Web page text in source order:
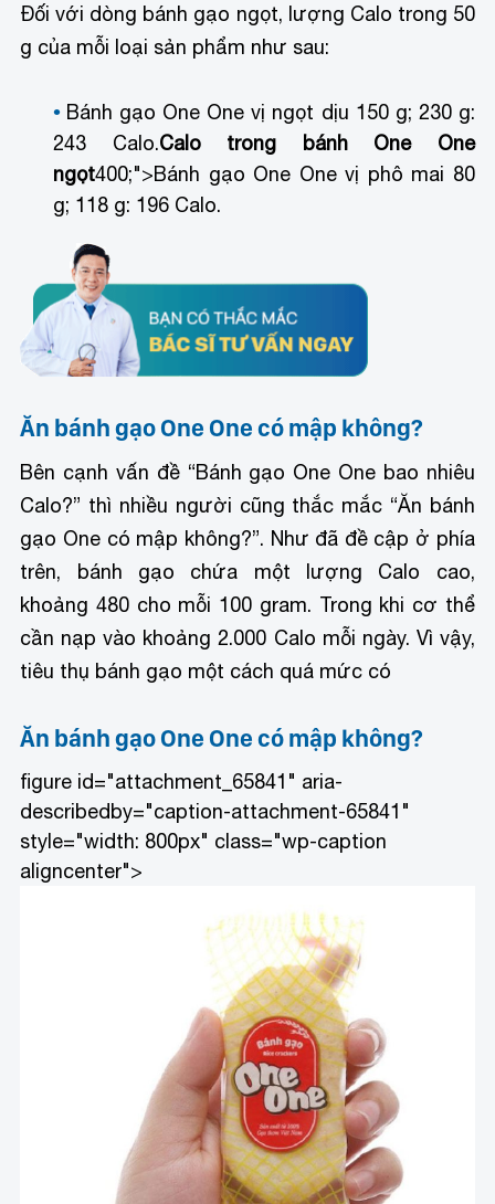
Đối với dòng bánh gạo ngọt, lượng Calo trong 50
g của mỗi loại sản phẩm như sau:
Bánh gạo One One vị ngọt dịu 150 g; 230 g:
243 Calo.Calo trong bánh One One
ngọt400;">Bánh gạo One One vị phô mai 80
g; 118 g: 196 Calo.
Ăn bánh gạo One One có mập không?
Bên cạnh vấn đề “Bánh gạo One One bao nhiêu
Calo?” thì nhiều người cũng thắc mắc “Ăn bánh
gạo One có mập không?”. Như đã đề cập ở phía
trên, bánh gạo chứa một lượng Calo cao,
khoảng 480 cho mỗi 100 gram. Trong khi cơ thể
cần nạp vào khoảng 2.000 Calo mỗi ngày. Vì vậy,
tiêu thụ bánh gạo một cách quá mức có
Ăn bánh gạo One One có mập không?
figure id="attachment_65841" aria-
describedby="caption-attachment-65841"
style="width: 800px" class="wp-caption
aligncenter">